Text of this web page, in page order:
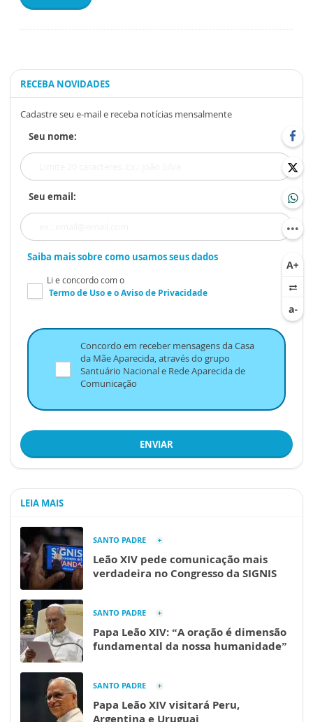
RECEBA NOVIDADES
Cadastre seu e-mail e receba notícias mensalmente
Seu nome:
Seu email:
Saiba mais sobre como usamos seus dados
Li e concordo com o
Termo de Usoe oAviso de Privacidade
Concordo em receber mensagens da Casa
da Mãe Aparecida, através do grupo
Santuário Nacional e Rede Aparecida de
Comunicação
ENVIAR
LEIA MAIS
SANTO PADRE
Leão XIV pede comunicação mais
verdadeira no Congresso da SIGNIS
SANTO PADRE
Papa Leão XIV: “A oração é dimensão
fundamental da nossa humanidade”
SANTO PADRE
Papa Leão XIV visitará Peru,
Argentina e Uruguai